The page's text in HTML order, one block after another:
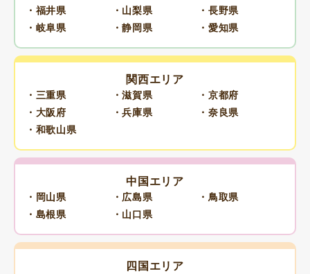
・福井県
・山梨県
・長野県
・岐阜県
・静岡県 ・愛知県
関西エリア
・三重県 ・滋賀県
・京都府
・大阪府
・兵庫県
・奈良県
・和歌山県
中国エリア
・岡山県 ・広島県
・鳥取県
・島根県
・山口県
四国エリア